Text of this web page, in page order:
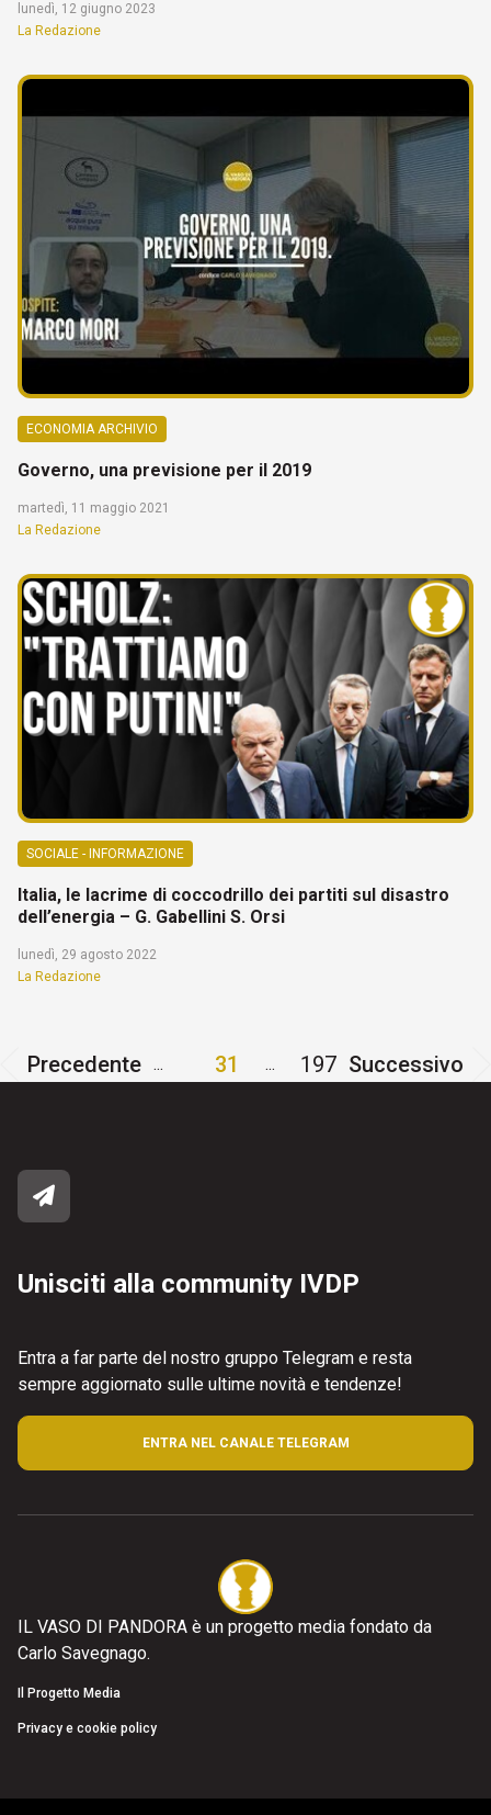
lunedì, 12 giugno 2023
La Redazione
ECONOMIA ARCHIVIO
Governo, una previsione per il 2019
martedì, 11 maggio 2021
La Redazione
SOCIALE - INFORMAZIONE
Italia, le lacrime di coccodrillo dei partiti sul disastro
dell’energia – G. Gabellini S. Orsi
lunedì, 29 agosto 2022
La Redazione
Precedente ... 31 ... 197 Successivo
Unisciti alla community IVDP
Entra a far parte del nostro gruppo Telegram e resta
sempre aggiornato sulle ultime novità e tendenze!
ENTRA NEL CANALE TELEGRAM
IL VASO DI PANDORA è un progetto media fondato da
Carlo Savegnago.
Il Progetto Media
Privacy e cookie policy